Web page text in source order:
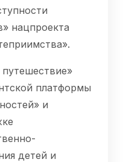
нацпроекта
платформы
и
детей и